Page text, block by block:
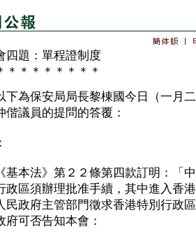
四題：單程證制度
＊＊＊＊＊＊＊＊
保安局局長黎棟國今日（一月二
偕議員的提問的答覆：
法》第２２條第四款訂明：「中
政區須辦理批准手續，其中進入香
民政府主管部門徵求香港特別行政
府可否告知本會：